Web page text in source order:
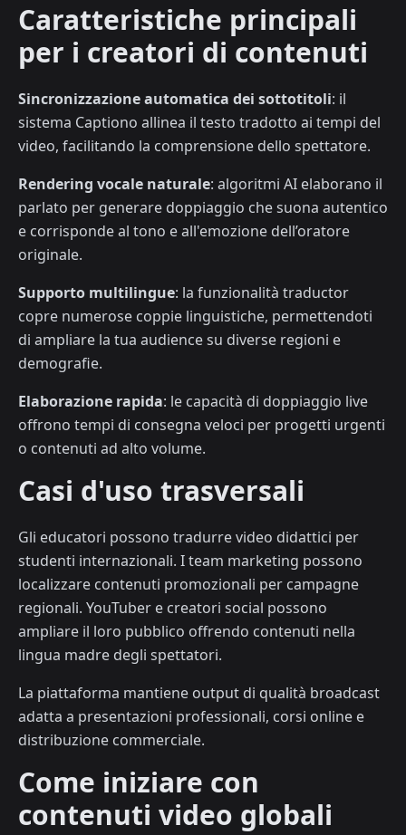
Caratteristiche principali
per i creatori di contenuti
Sincronizzazione automatica dei sottotitoli: il
sistema Captiono allinea il testo tradotto ai tempi del
video, facilitando la comprensione dello spettatore.
Rendering vocale naturale: algoritmi AI elaborano il
parlato per generare doppiaggio che suona autentico
e corrisponde al tono e all'emozione dell’oratore
originale.
Supporto multilingue: la funzionalità traductor
copre numerose coppie linguistiche, permettendoti
di ampliare la tua audience su diverse regioni e
demografie.
Elaborazione rapida: le capacità di doppiaggio live
offrono tempi di consegna veloci per progetti urgenti
o contenuti ad alto volume.
Casi d'uso trasversali
Gli educatori possono tradurre video didattici per
studenti internazionali. I team marketing possono
localizzare contenuti promozionali per campagne
regionali. YouTuber e creatori social possono
ampliare il loro pubblico offrendo contenuti nella
lingua madre degli spettatori.
La piattaforma mantiene output di qualità broadcast
adatta a presentazioni professionali, corsi online e
distribuzione commerciale.
Come iniziare con
contenuti video globali